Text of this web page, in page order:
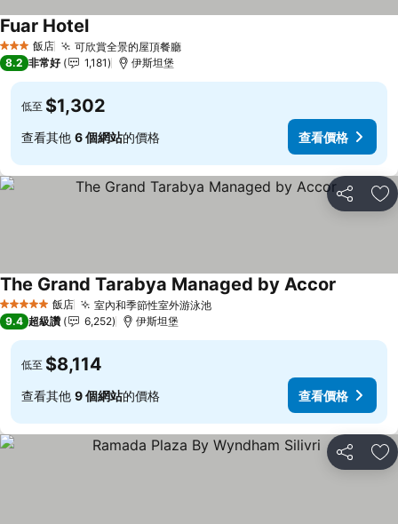
3 星級 飯店 可欣賞全景的屋頂餐廳
Fuar Hotel
8.2 非常好 1,181 伊斯坦堡
低至 $1,302
查看其他 6 個網站的價格 查看價格
分享 加
5 星級 飯店 室內和季節性室外游泳池
The Grand Tarabya Managed by Accor
9.4 超級讚 6,252 伊斯坦堡
低至 $8,114
查看其他 9 個網站的價格 查看價格
分享 加